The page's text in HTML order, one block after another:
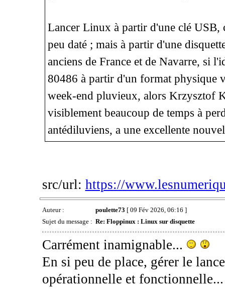
Lancer Linux à partir d'une clé USB,
peu daté ; mais à partir d'une
anciens de France et de Navarre, si
80486 à partir d'un format physique
week-end pluvieux, alors Krzysztof
visiblement beaucoup de temps à
antédiluviens, a une excellente
src/url: https://
Auteur : poulette73 [ 09 Fév 2026, 06:16 ]
Sujet du message : Re: Floppinux : Linux sur disquette
Carrément inamignable...
En si peu de place, gérer le
opérationnelle et